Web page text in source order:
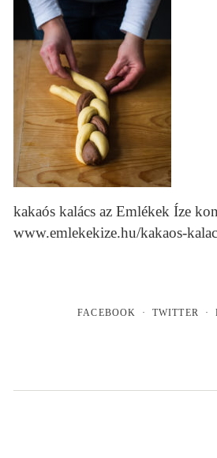
kakaós kalács az Emlékek Íze
www.emlekekize.hu/kakaos-
FACEBOOK TWITTER